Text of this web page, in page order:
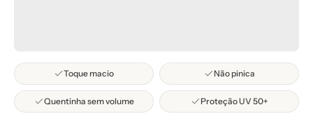
Toque macio Não pinica
Quentinha sem volume Proteção UV 50+